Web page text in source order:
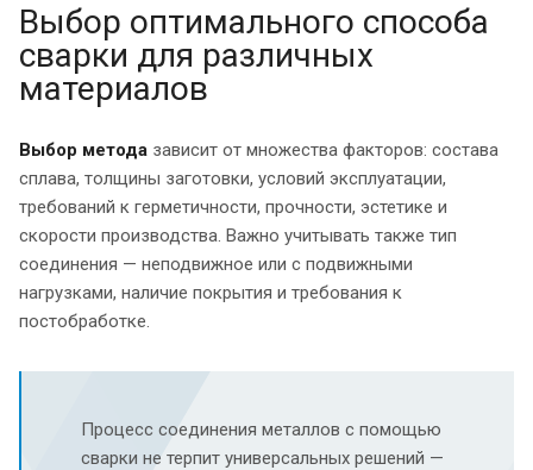
Выбор оптимального способа
сварки для различных
материалов
Выбор метода зависит от множества факторов: состава
сплава, толщины заготовки, условий эксплуатации,
требований к герметичности, прочности, эстетике и
скорости производства. Важно учитывать также тип
соединения — неподвижное или с подвижными
нагрузками, наличие покрытия и требования к
постобработке.
Процесс соединения металлов с помощью
сварки не терпит универсальных решений —